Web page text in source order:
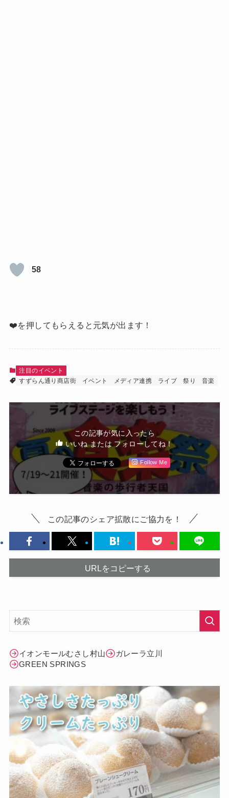
58
❤️を押してもらえると元気が出ます！
注目のイベント
すずらん通り商店街
イベント メディア連携 ライブ 祭り 音楽
この記事が気に入ったら
いいね または フォローしてね！
Follow Me
この記事のシェア拡散にご協力を！
URLをコピーする
イオンモールむさし村山
ガレーラ立川
GREEN SPRINGS